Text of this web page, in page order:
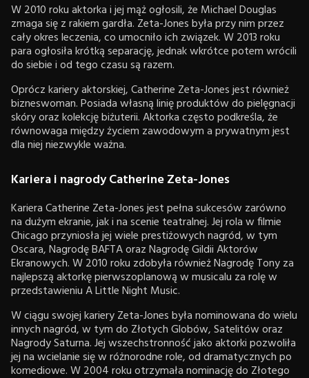
W 2010 roku aktorka i jej mąż ogłosili, że Michael Douglas
zmaga się z rakiem gardła. Zeta-Jones była przy nim przez
cały okres leczenia, co umocniło ich związek. W 2013 roku
para ogłosiła krótką separację, jednak wkrótce potem wrócili
do siebie i od tego czasu są razem.
Oprócz kariery aktorskiej, Catherine Zeta-Jones jest również
bizneswoman. Posiada własną linię produktów do pielęgnacji
skóry oraz kolekcję biżuterii. Aktorka często podkreśla, że
równowaga między życiem zawodowym a prywatnym jest
dla niej niezwykle ważna.
Kariera i nagrody Catherine Zeta-Jones
Kariera Catherine Zeta-Jones jest pełna sukcesów zarówno
na dużym ekranie, jak i na scenie teatralnej. Jej rola w filmie
Chicago przyniosła jej wiele prestiżowych nagród, w tym
Oscara, Nagrodę BAFTA oraz Nagrodę Gildii Aktorów
Ekranowych. W 2010 roku zdobyła również Nagrodę Tony za
najlepszą aktorkę pierwszoplanową w musicalu za rolę w
przedstawieniu A Little Night Music.
W ciągu swojej kariery Zeta-Jones była nominowana do wielu
innych nagród, w tym do Złotych Globów, Satelitów oraz
Nagrody Saturna. Jej wszechstronność jako aktorki pozwoliła
jej na wcielanie się w różnorodne role, od dramatycznych po
komediowe. W 2004 roku otrzymała nominację do Złotego